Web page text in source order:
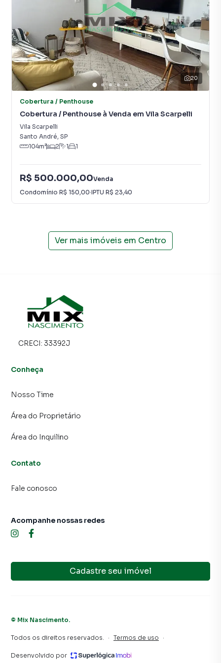
consequência uma maior chance de vender ou alugar seu
imóvel mais rápido. Contamos também com um time de
programadores, corretores treinados e uma central de
atendimento preparada para atender proprietários e
inquilinos.
20
Cobertura / Penthouse
Cobertura / Penthouse à Venda em Vila Scarpelli
Vila Scarpelli
Santo André, SP
104m² 2 1 1
R$ 500.000,00Venda
Condomínio R$ 150,00·IPTU R$ 23,40
Ver mais imóveis em Centro
CRECI: 33392J
Conheça
Nosso Time
Área do Proprietário
Área do Inquilino
Contato
Fale conosco
Cadastre seu imóvel
Acompanhe nossas redes
© Mix Nascimento.
Todos os direitos reservados. · Termos de uso ·
Desenvolvido por